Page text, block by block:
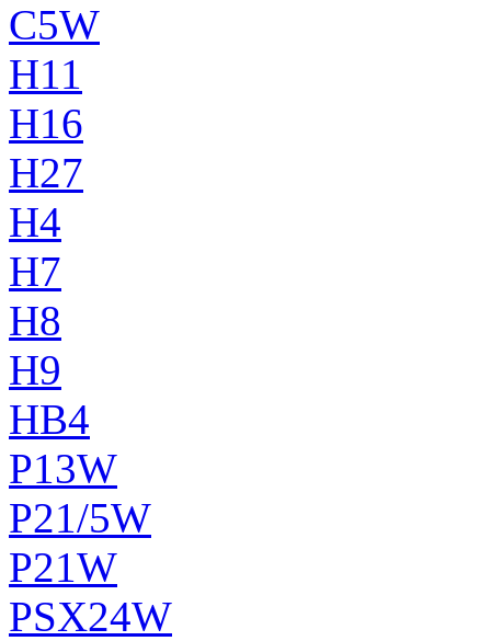
C5W
H11
H16
H27
H4
H7
H8
H9
HB4
P13W
P21/5W
P21W
PSX24W